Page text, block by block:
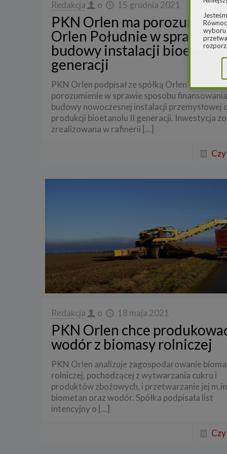
Redakcja o 15 grudnia 2021
PKN Orlen ma
Orlen Południe w sprawie
budowy instalacji
generacji
PKN Orlen podpisał ze spółką Orlen Południe
porozumienie w sprawie sposobu finansowania
budowy nowoczesnej instalacji przemysłowej
produkcji bioetanolu II generacji. Inwestycja
zrealizowana w rafinerii […]
Redakcja o 18 maja 2021
PKN Orlen chce
wodór z biomasy rolniczej
PKN Orlen analizuje zagospodarowanie
rolniczej, pochodzącej z wytwarzania cukru i
produktów zbożowych, i przetwarzanie jej
biometan oraz wodór. Spółka podpisała list
intencyjny o […]
wyboru
2.
ul.
W
b)
3.
stron i
4. Cel
Twoje
a)
swoje
b)
oraz
c)